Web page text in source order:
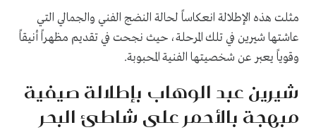
مثلت هذه الإطلالة انعكاساً لحالة النضج الفني والجمالي التي
عاشتها شيرين في تلك المرحلة، حيث نجحت في تقديم مظهراً أنيقاً
وقوياً يعبر عن شخصيتها الفنية المحبوبة.
شيرين عبد الوهاب بإطلالة صيفية
مبهجة بالأحمر على شاطئ البحر